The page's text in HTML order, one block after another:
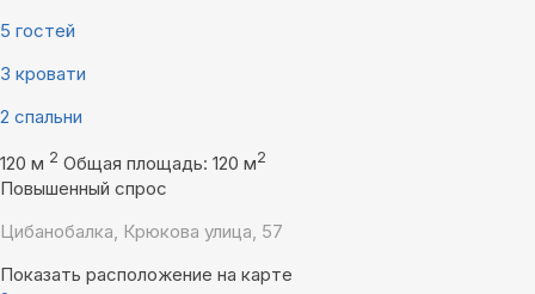
5 гостей
3 кровати
2 спальни
120 м 2 Общая площадь: 120 м2
Повышенный спрос
Цибанобалка, Крюкова улица, 57
Показать расположение на карте